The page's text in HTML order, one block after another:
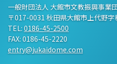
一般財団法人 大館市文教振興事業
〒017-0031 秋田県大館市上代野字
TEL: 0186-45-2500
FAX: 0186-45-2220
entry@jukaidome.com